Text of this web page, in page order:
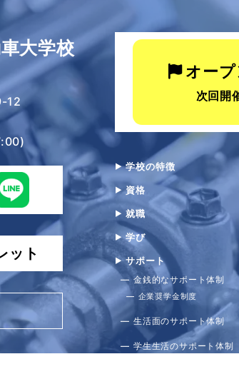
大学校
12
ット
オー
次回開
学校の特徴
資格
就職
学び
サポート
金銭的なサポート体制
企業奨学金制度
生活面のサポート体制
学生生活のサポート体制